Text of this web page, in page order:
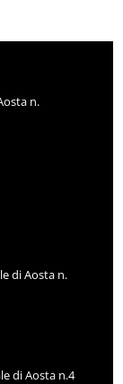
n.
di Aosta n.
di Aosta n.4